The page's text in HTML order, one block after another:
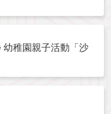
幼稚園親子活動「沙